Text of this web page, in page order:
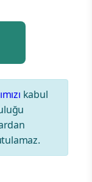
kabul